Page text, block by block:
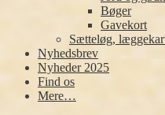
Bøger
Gavekort
Sætteløg,
Nyhedsbrev
Nyheder 2025
Find os
Mere…